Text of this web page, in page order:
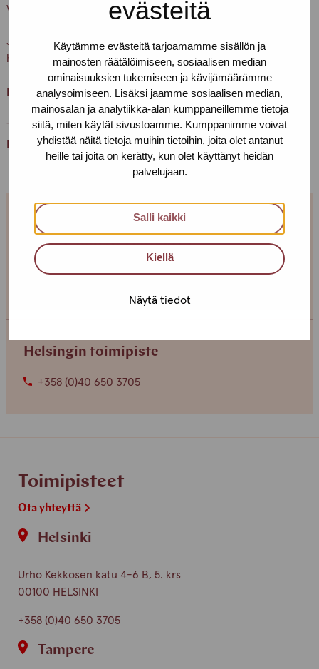
evästeitä
Käytämme evästeitä tarjoamamme sisällön ja
mainosten räätälöimiseen, sosiaalisen median
ominaisuuksien tukemiseen ja kävijämäärämme
analysoimiseen. Lisäksi jaamme sosiaalisen median,
mainosalan ja analytiikka-alan kumppaneillemme tietoja
siitä, miten käytät sivustoamme. Kumppanimme voivat
yhdistää näitä tietoja muihin tietoihin, joita olet antanut
heille tai joita on kerätty, kun olet käyttänyt heidän
palvelujaan.
Salli kaikki
Kiellä
Näytä tiedot
vedä ovenkahvasta.
Ja muistathan, että asioithan meillä vain terveenä. Pidetään
huolta itsestämme ja toisistamme
Lämpimästi tervetuloa!
Terveisin,
Helsingin Pro-tukipisteen porukka
Jos et pääse paikalle, mutta haluaisit
tavata, niin ota yhteyttä!
Helsingin toimipiste
+358 (0)40 650 3705
Toimipisteet
Ota yhteyttä
Helsinki
Urho Kekkosen katu 4-6 B, 5. krs
00100 HELSINKI
+358 (0)40 650 3705
Tampere